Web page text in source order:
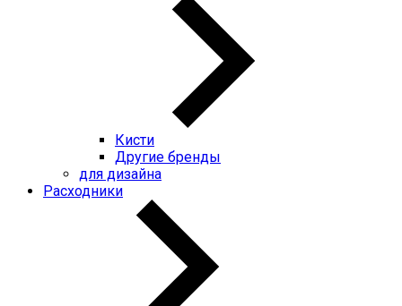
Кисти
Другие бренды
для дизайна
Расходники